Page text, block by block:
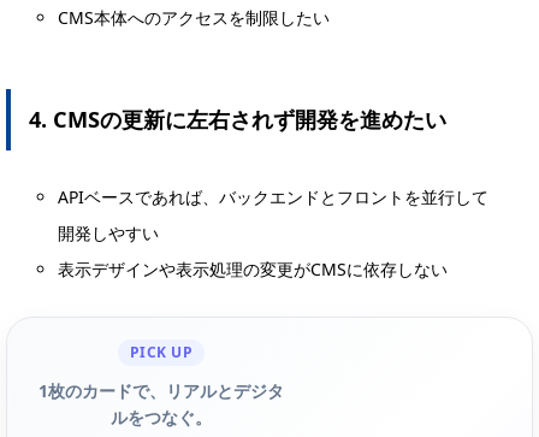
CMS本体へのアクセスを制限したい
4. CMSの更新に左右されず開発を進めたい
APIベースであれば、バックエンドとフロントを並行して
開発しやすい
表示デザインや表示処理の変更がCMSに依存しない
PICK UP
1枚のカードで、リアルとデジタ
ルをつなぐ。